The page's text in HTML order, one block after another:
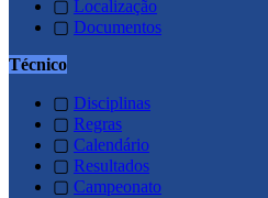
▢ Localização
▢ Documentos
Técnico
▢ Disciplinas
▢ Regras
▢ Calendário
▢ Resultados
▢ Campeonato